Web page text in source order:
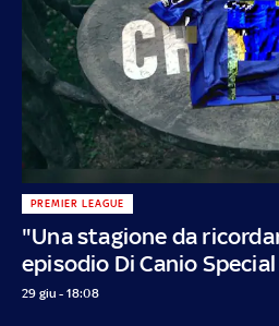
"Una stagione da
episodio Di Canio Special
PREMIER LEAGUE
29 giu - 18:08